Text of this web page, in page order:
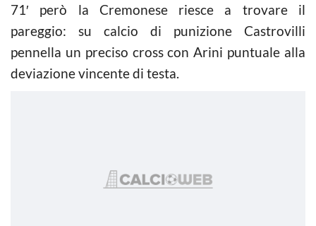
71′ però la Cremonese riesce a trovare il
pareggio: su calcio di punizione Castrovilli
pennella un preciso cross con Arini puntuale alla
deviazione vincente di testa.